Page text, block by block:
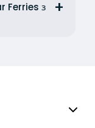
Ferries з